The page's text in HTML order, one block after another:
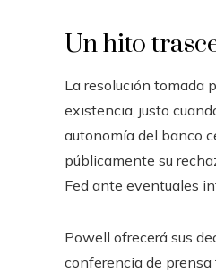
Un hito
La resolución tomada
existencia, justo
autonomía del banco
públicamente su
Fed ante eventuales
Powell ofrecerá sus
conferencia de prensa